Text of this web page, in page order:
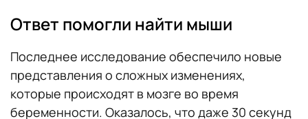
Ответ помогли найти мыши
Последнее исследование обеспечило новые
представления о сложных изменениях,
которые происходят в мозге во время
беременности. Оказалось, что даже 30 секунд